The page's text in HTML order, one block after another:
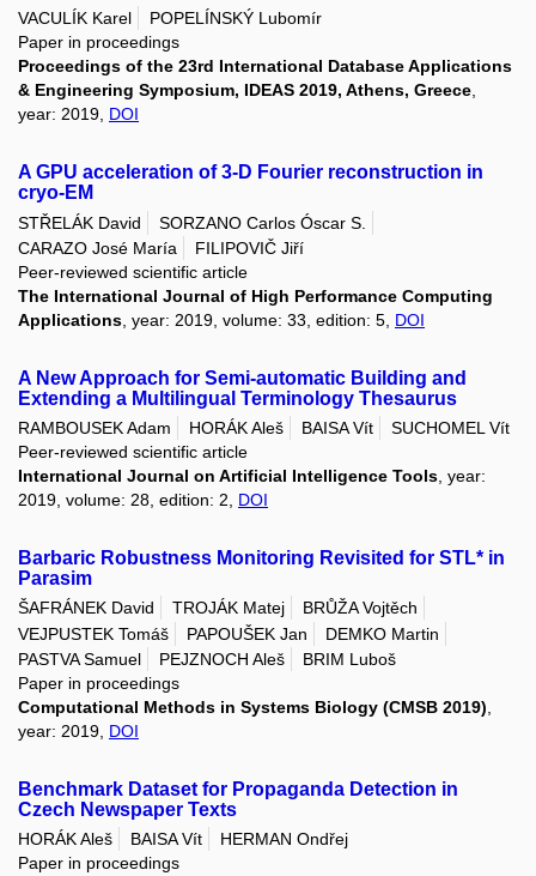
VACULÍK Karel
POPELÍNSKÝ Lubomír
Paper in proceedings
Proceedings of the 23rd International Database Applications
& Engineering Symposium, IDEAS 2019, Athens, Greece,
year: 2019, DOI
A GPU acceleration of 3-D Fourier reconstruction in
cryo-EM
STŘELÁK David
SORZANO Carlos Óscar S.
CARAZO José María
FILIPOVIČ Jiří
Peer-reviewed scientific article
The International Journal of High Performance Computing
Applications , year: 2019, volume: 33, edition: 5, DOI
A New Approach for Semi-automatic Building and
Extending a Multilingual Terminology Thesaurus
RAMBOUSEK Adam HORÁK Aleš BAISA Vít
SUCHOMEL Vít
Peer-reviewed scientific article
International Journal on Artificial Intelligence Tools , year:
2019, volume: 28, edition: 2, DOI
Barbaric Robustness Monitoring Revisited for STL* in
Parasim
ŠAFRÁNEK David TROJÁK Matej
BRŮŽA Vojtěch
VEJPUSTEK Tomáš
PAPOUŠEK Jan
DEMKO Martin
PASTVA Samuel
PEJZNOCH Aleš
BRIM Luboš
Paper in proceedings
Computational Methods in Systems Biology (CMSB 2019)
year: 2019, DOI
Benchmark Dataset for Propaganda Detection in
Czech Newspaper Texts
HORÁK Aleš BAISA Vít
HERMAN Ondřej
Paper in proceedings